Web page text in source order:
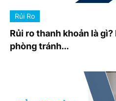
Rủi Ro
Rủi ro thanh khoản là
phòng tránh...